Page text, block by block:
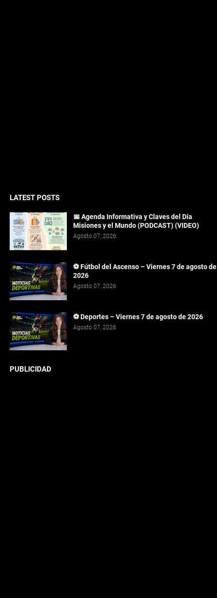
LATEST POSTS
📅 Agenda Informativa y Claves del Día
Misiones y el Mundo (PODCAST) (VIDEO)
Agosto 07, 2026
⚽ Fútbol del Ascenso – Viernes 7 de agosto de
2026
Agosto 07, 2026
⚽ Deportes – Viernes 7 de agosto de 2026
Agosto 07, 2026
PUBLICIDAD